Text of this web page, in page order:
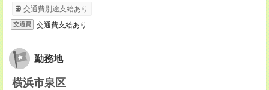
交通費別途支給あり
交通費 交通費支給あり
勤務地
横浜市泉区